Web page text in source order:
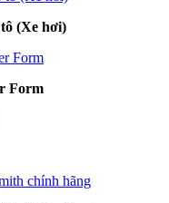
(Xe hơi)
Form